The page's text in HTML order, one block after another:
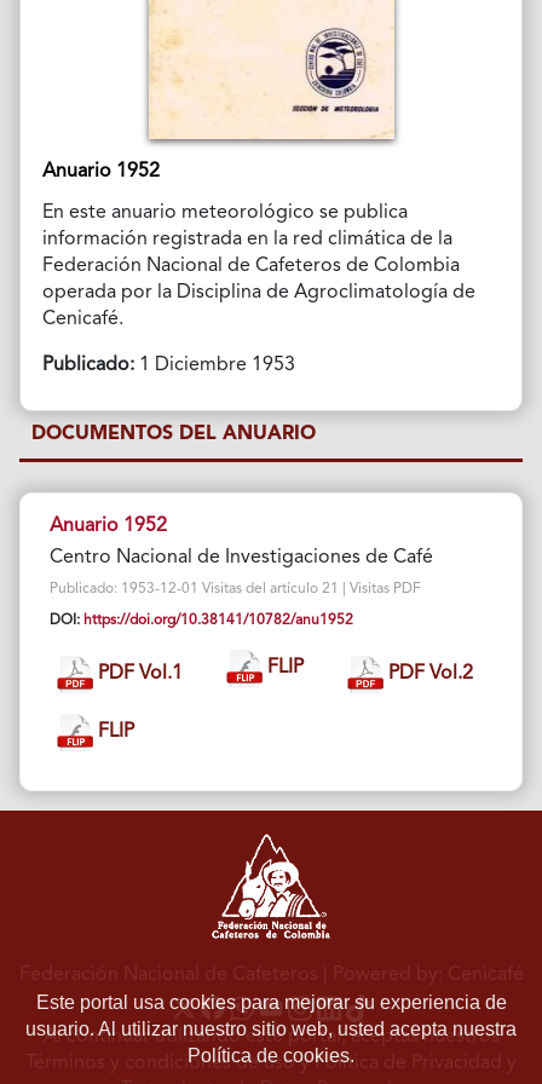
Anuario 1952
En este anuario meteorológico se publica
información registrada en la red climática de la
Federación Nacional de Cafeteros de Colombia
operada por la Disciplina de Agroclimatología de
Cenicafé.
Publicado:1 Diciembre 1953
DOCUMENTOS DEL ANUARIO
Anuario 1952
Centro Nacional de Investigaciones de Café
Publicado: 1953-12-01 Visitas del artículo 21 | Visitas PDF
DOI: https://doi.org/10.38141/10782/anu1952
PDF Vol.1 FLIP PDF Vol.2
FLIP
Este portal usa cookies para mejorar su experiencia de
usuario. Al utilizar nuestro sitio web, usted acepta nuestra
Política de cookies.
Federación Nacional de Cafeteros | Powered by: Cenicafé
Al continuar utilizando este portal, aceptas nuestros
Términos y condiciones de usoyPolítica de Privacidad y